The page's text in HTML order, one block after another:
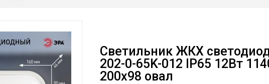
Светильник ЖКХ
202-0-65K-012 IP65 12Вт
200x98 овал